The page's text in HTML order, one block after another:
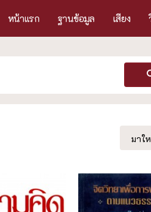
หน้าแรก ฐานข้อมูล เสียง
มาใ